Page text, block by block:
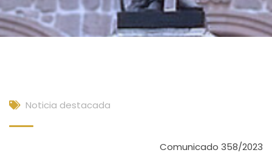
Noticia destacada
Comunicado 358/2023